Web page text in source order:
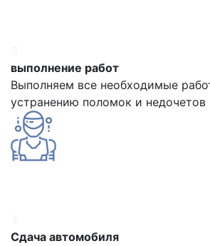
выполнение работ
Выполняем все необходимые
устранению поломок и недочетов
Сдача автомобиля